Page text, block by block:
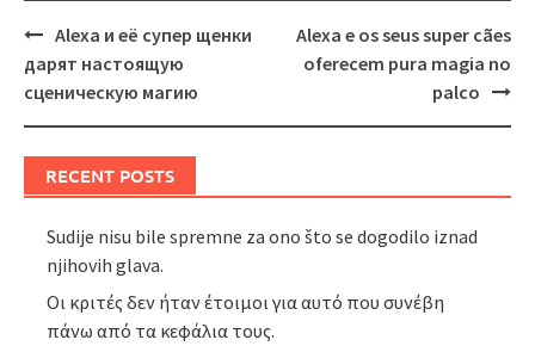
Post
navigation
Alexa и её супер щенки
дарят настоящую
сценическую магию
Alexa e os seus super cães
oferecem pura magia no
palco
RECENT POSTS
Sudije nisu bile spremne za ono što se dogodilo iznad
njihovih glava.
Οι κριτές δεν ήταν έτοιμοι για αυτό που συνέβη
πάνω από τα κεφάλια τους.